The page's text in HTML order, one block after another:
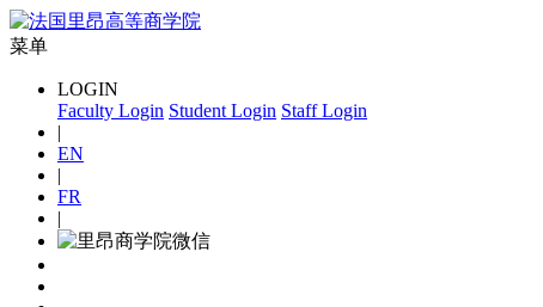
菜单
LOGIN
Faculty Login Student Login Staff Login
|
EN
|
FR
|